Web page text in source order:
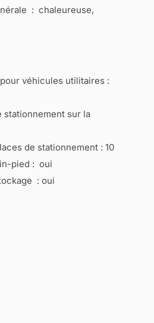
: chaleureuse,
véhicules utilitaires :
stationnement sur la
de stationnement : 10
pied : oui
: oui